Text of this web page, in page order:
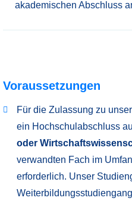
akademischen Abschluss
Voraussetzungen
Für die Zulassung zu
ein Hochschulabschluss
oder
verwandten Fach im
erforderlich. Unser